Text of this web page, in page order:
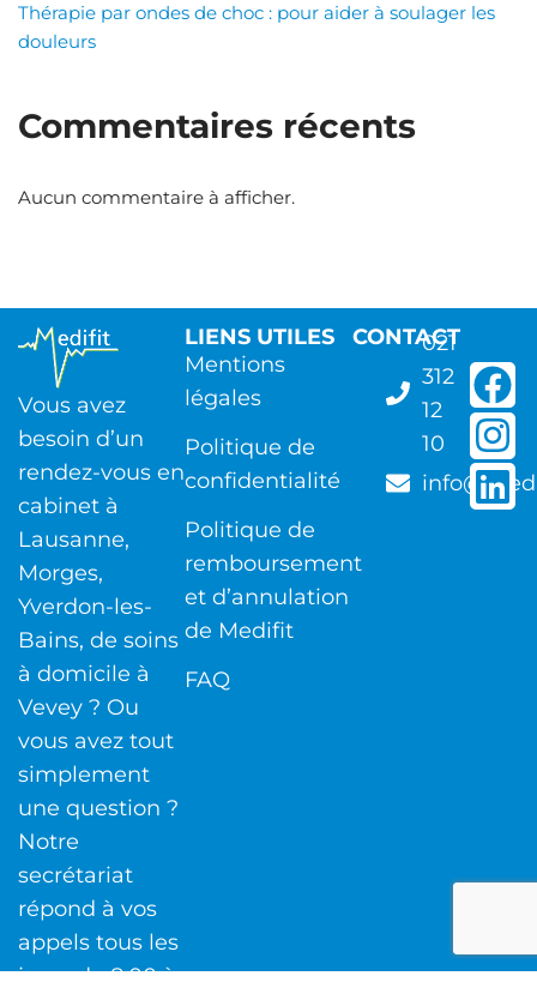
Thérapie par ondes de choc : pour aider à soulager les
douleurs
Commentaires récents
Aucun commentaire à afficher.
Vous avez
besoin d’un
rendez-vous en
cabinet à
Lausanne,
Morges,
Yverdon-les-
Bains, de soins
à domicile à
Vevey ? Ou
vous avez tout
simplement
une question ?
Notre
secrétariat
répond à vos
appels tous les
jours de 8:00 à
LIENS UTILES
Mentions
légales
Politique de
confidentialité
Politique de
remboursement
et d’annulation
de Medifit
FAQ
CONTACT
021
312
12
10